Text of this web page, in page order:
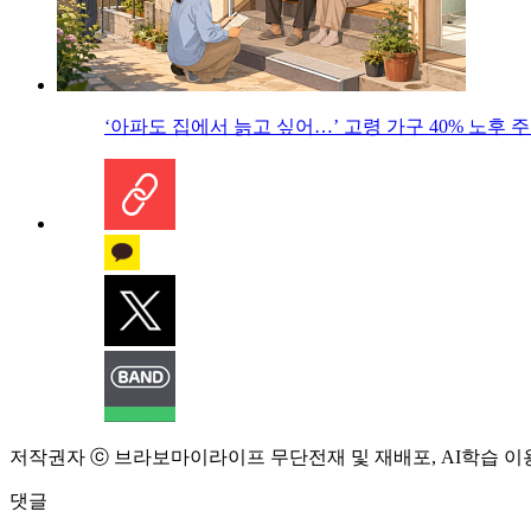
‘아파도 집에서 늙고 싶어…’ 고령 가구 40% 노후
저작권자 ⓒ 브라보마이라이프 무단전재 및 재배포, AI학습 이
댓글